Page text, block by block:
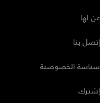
عن لها
إتصل بنا
سياسة الخصوصية
إشترك